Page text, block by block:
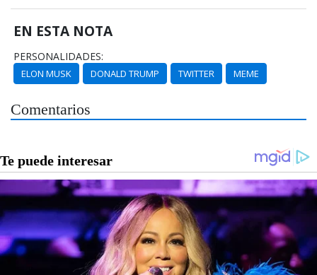
EN ESTA NOTA
PERSONALIDADES:
ELON MUSK DONALD TRUMP TWITTER MEME
Comentarios